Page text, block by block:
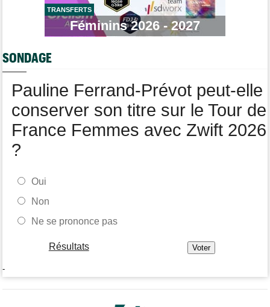
Tour de France Femmes
Puck Pieterse : "Je ne sais pas à quoi m'attendre demain"
Niedermaier : "J’ai dit à Kasia que ce n’est pas fini"
TRANSFERTS
Féminins 2026 - 2027
SONDAGE
Pauline Ferrand-Prévot peut-elle
conserver son titre sur le Tour de
France Femmes avec Zwift 2026
?
Oui
Non
Ne se prononce pas
Résultats
-